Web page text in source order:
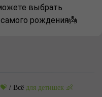
выбрать
самого рождения👼
/ Всё для детишек 👶